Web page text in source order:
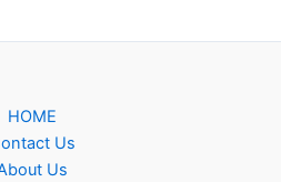
HOME
Us
Us